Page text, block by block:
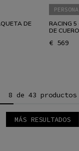
DE
RACING
DE
€ 569
8 de 43 productos
MÁS RESULTADOS